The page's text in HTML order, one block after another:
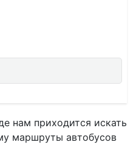
нам приходится искать
маршруты автобусов